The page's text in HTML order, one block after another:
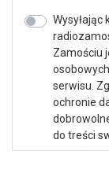
Zamościu
serwisu.
ochronie
do treści